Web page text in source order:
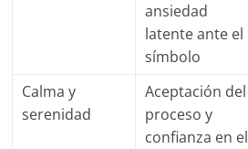
ansiedad
latente ante el
símbolo
Calma y
serenidad
Aceptación del
proceso y
confianza en el